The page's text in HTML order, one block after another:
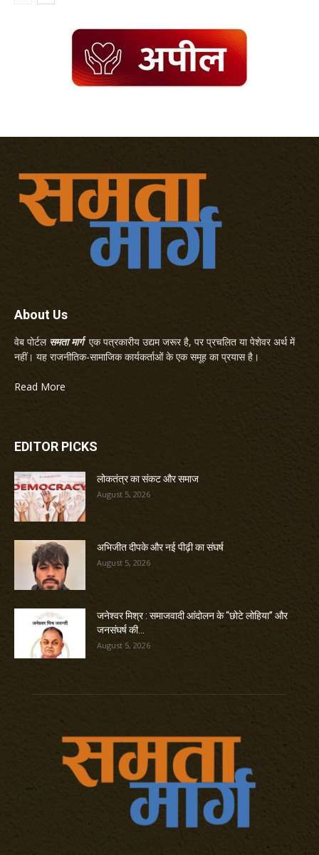
About Us
वेब पोर्टल समता मार्गएक पत्रकारीय उद्यम जरूर है, पर प्रचलित या पेशेवर अर्थ में
नहीं। यह राजनीतिक-सामाजिक कार्यकर्ताओं के एक समूह का प्रयास है।
Read More
EDITOR PICKS
लोकतंत्र का संकट और समाज
August 5, 2026
अभिजीत दीपके और नई पीढ़ी का संघर्ष
August 5, 2026
जनेश्वर मिश्र : समाजवादी आंदोलन के “छोटे लोहिया” और
जनसंघर्ष की...
August 5, 2026